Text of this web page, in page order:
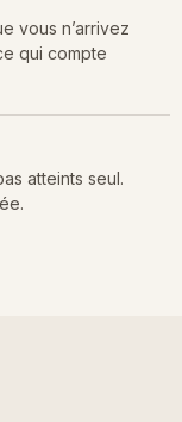
vous n’arrivez
qui compte
atteints seul.